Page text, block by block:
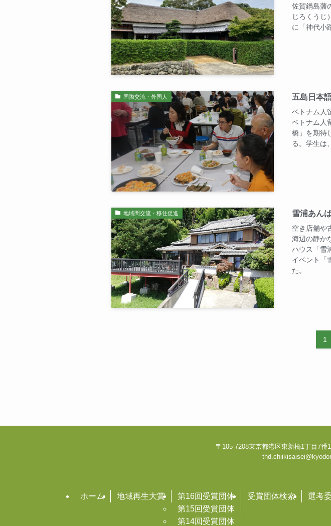
佐賀鍋島藩
じろくうじ
に「神代小
国際交流・外国人 五島日本
ベトナム人
ベトナム人
橋」を期待
る。学生は
地域間交流・移住促進 雪浦あん
空き店舗や
海辺の静か
ハウス「雪
イベント「
た。
1
〒105-7208東京都港区東新橋1丁目7番
ホーム 地域再生大賞
第16回受賞団体
第15回受賞団体
第14回受賞団体
受賞団体検索 選考